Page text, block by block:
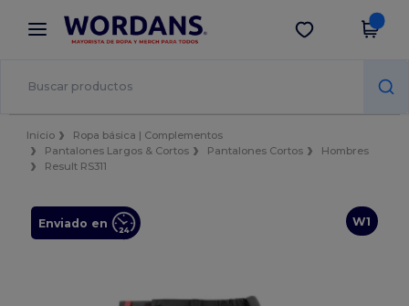
× App de Wordans
¡Mejores precios en app!
Descargar app
Inicio
Ropa básica | Complementos
Pantalones Largos & Cortos
Pantalones Cortos
Hombres
Result RS311
W1
Enviado en